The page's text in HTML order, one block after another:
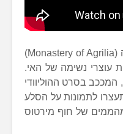
לאחר מכן, בקרו במנזר אגריליה (Monastery of Agrilia)
מראות עוצרי נשימה של האי.
בסרט ההוליוודי
לתמונות על הסלע
של חוף מירטוס